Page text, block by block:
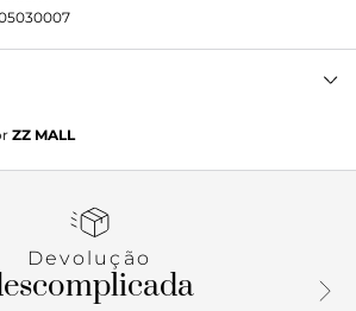
simplicidade chic! Aposta ideal para
e elegantes, vai ser sua escolha
ou mesmo com o short de alfaiataria.
tanto como um slide, quanto como
have!
ZZ MALL
Devolução